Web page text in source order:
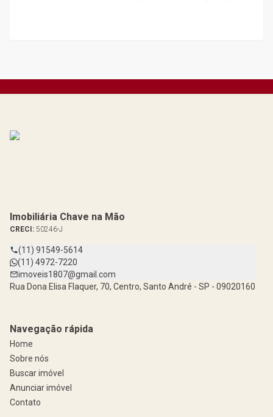
Imobiliária Chave na Mão
CRECI: 50246-J
(11) 91549-5614
(11) 4972-7220
imoveis1807@gmail.com
Rua Dona Elisa Flaquer, 70, Centro, Santo André - SP - 09020160
Navegação rápida
Home
Sobre nós
Buscar imóvel
Anunciar imóvel
Contato